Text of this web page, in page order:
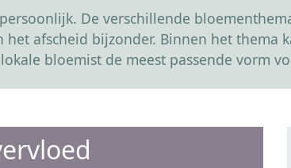
De verschillende
afscheid bijzonder. Binnen het thema
bloemist de meest passende vorm